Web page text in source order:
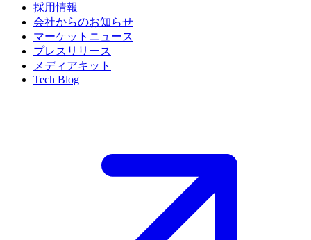
採用情報
会社からのお知らせ
マーケットニュース
プレスリリース
メディアキット
Tech Blog